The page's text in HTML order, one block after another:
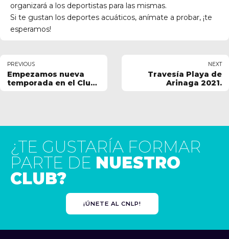
organizará a los deportistas para las mismas.
Si te gustan los deportes acuáticos, anímate a probar, ¡te
esperamos!
PREVIOUS
Empezamos nueva
temporada en el Club
NEXT
Travesía Playa de
Arinaga 2021.
¿TE GUSTARÍA FORMAR
PARTE DE NUESTRO
CLUB?
¡ÚNETE AL CNLP!